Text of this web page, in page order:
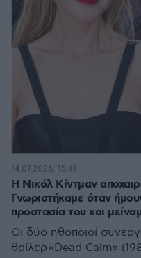
Η Νικόλ Κίντμαν
Γνωριστήκαμε όταν
προστασία του και
Οι δύο ηθοποιοί
θρίλερ «Dead Calm»
14.07.2026, 15:41